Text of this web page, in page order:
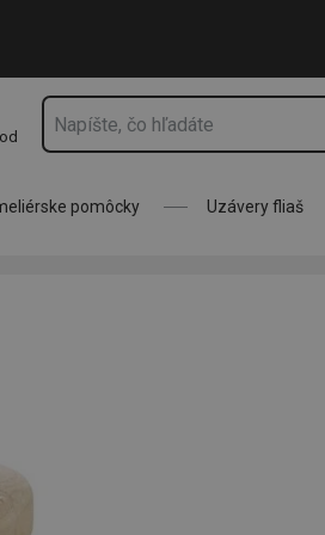
pomôcky Uzávery fliaš